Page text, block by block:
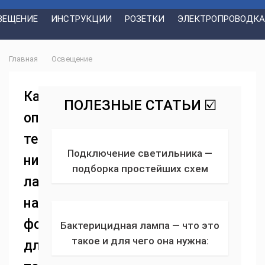
ИНСТРУКЦИИ РОЗЕТКИ ЭЛЕКТРОПРОВОДКА
Главная Освещение
Как
определить
температуру
нити
лампы
накаливания:
формулы
для
ПОЛЕЗНЫЕ СТАТЬИ ☑️
Подключение светильника —
подборка простейших схем
Бактерицидная лампа — что это
такое и для чего она нужна: